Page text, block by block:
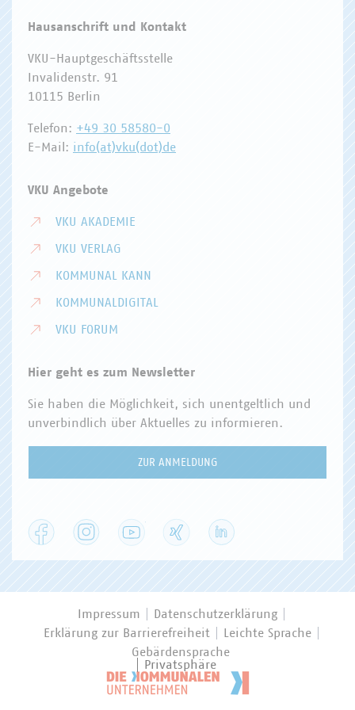
Hausanschrift und Kontakt
VKU-Hauptgeschäftsstelle
Invalidenstr. 91
10115 Berlin
Telefon: +49 30 58580-0
E-Mail: info(at)vku(dot)de
VKU Angebote
VKU AKADEMIE
VKU VERLAG
KOMMUNAL KANN
KOMMUNALDIGITAL
VKU FORUM
Hier geht es zum Newsletter
Sie haben die Möglichkeit, sich unentgeltlich und
unverbindlich über Aktuelles zu informieren.
ZUR ANMELDUNG
Facebook Instagram YouTube
Impressum
Datenschutzerklärung
Erklärung zur Barrierefreiheit
Leichte Sprache
Gebärdensprache
Privatsphäre